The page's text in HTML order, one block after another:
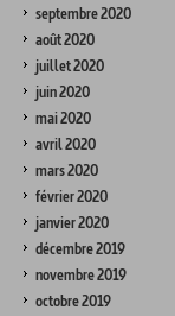
septembre 2020
août 2020
juillet 2020
juin 2020
mai 2020
avril 2020
mars 2020
février 2020
janvier 2020
décembre 2019
novembre 2019
octobre 2019